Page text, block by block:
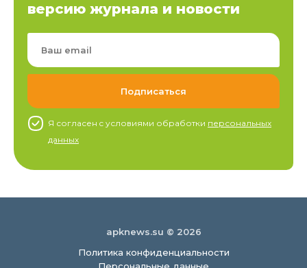
версию журнала и новости
Я согласен c условиями обработки персональных
данных
apknews.su © 2026
Политика конфиденциальности